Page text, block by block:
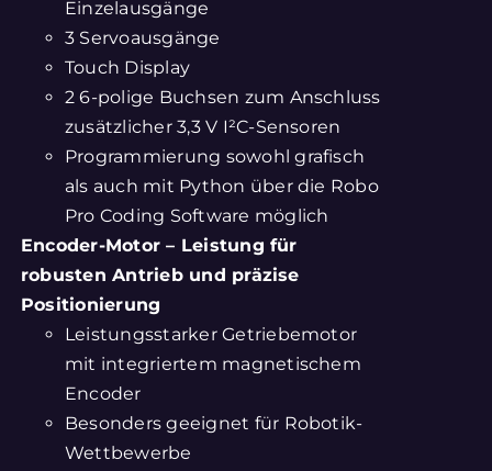
Einzelausgänge
3 Servoausgänge
Touch Display
2 6-polige Buchsen zum Anschluss
zusätzlicher 3,3 V I²C-Sensoren
Programmierung sowohl grafisch
als auch mit Python über die Robo
Pro Coding Software möglich
Encoder-Motor – Leistung für
robusten Antrieb und präzise
Positionierung
Leistungsstarker Getriebemotor
mit integriertem magnetischem
Encoder
Besonders geeignet für Robotik-
Wettbewerbe